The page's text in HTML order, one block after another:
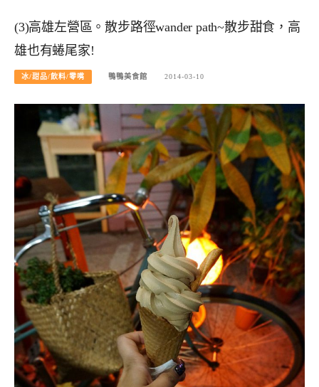
(3)高雄左營區。散步路徑wander path~散步甜食，高
雄也有蜷尾家!
冰/甜品/飲料/零嘴 鴨鴨美食館 2014-03-10